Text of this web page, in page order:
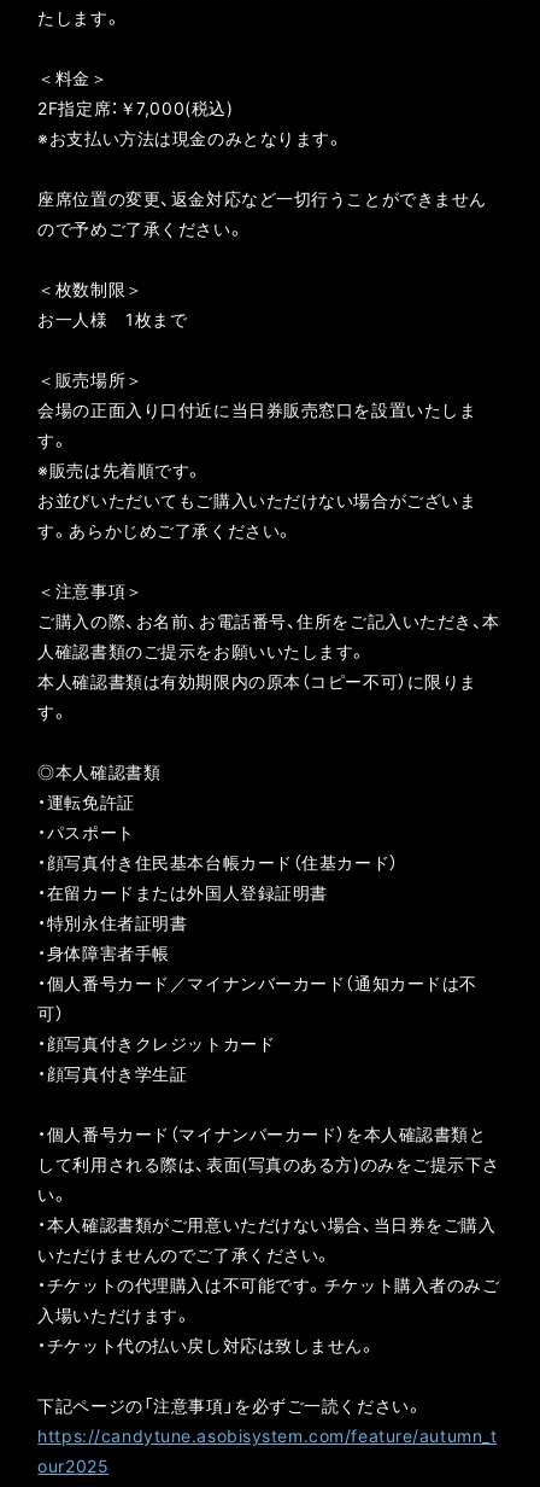
たします。
＜料金＞
2F指定席：￥7,000(税込)
※お支払い方法は現金のみとなります。
座席位置の変更、返金対応など一切行うことができません
ので予めご了承ください。
＜枚数制限＞
お一人様 1枚まで
＜販売場所＞
会場の正面入り口付近に当日券販売窓口を設置いたしま
す。
※販売は先着順です。
お並びいただいてもご購入いただけない場合がございま
す。あらかじめご了承ください。
＜注意事項＞
ご購入の際、お名前、お電話番号、住所をご記入いただき、本
人確認書類のご提示をお願いいたします。
本人確認書類は有効期限内の原本（コピー不可）に限りま
す。
◎本人確認書類
・運転免許証
・パスポート
・顔写真付き住民基本台帳カード（住基カード）
・在留カードまたは外国人登録証明書
・特別永住者証明書
・身体障害者手帳
・個人番号カード／マイナンバーカード（通知カードは不
可）
・顔写真付きクレジットカード
・顔写真付き学生証
・個人番号カード（マイナンバーカード）を本人確認書類と
して利用される際は、表面(写真のある方)のみをご提示下さ
い。
・本人確認書類がご用意いただけない場合、当日券をご購入
いただけませんのでご了承ください。
・チケットの代理購入は不可能です。チケット購入者のみご
入場いただけます。
・チケット代の払い戻し対応は致しません。
下記ページの「注意事項」を必ずご一読ください。
https://candytune.asobisystem.com/feature/autumn_t
our2025